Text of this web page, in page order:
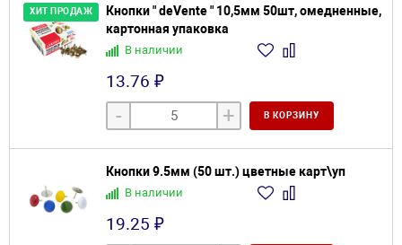
ХИТ ПРОДАЖ
Кнопки " deVente " 10,5мм 50шт, омедненные,
картонная упаковка
В наличии
13.76 ₽
- + В КОРЗИНУ
Кнопки 9.5мм (50 шт.) цветные карт\уп
В наличии
19.25 ₽